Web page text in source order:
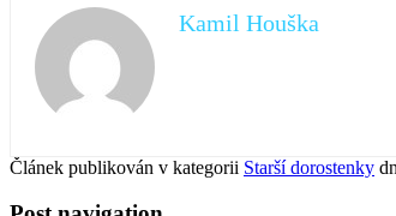
Kamil Houška
Článek publikován v kategorii Starší dorostenky